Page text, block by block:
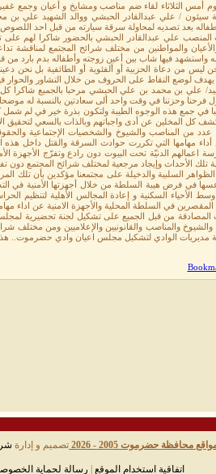
أمس الثلاثاء لقاء ضم مناصب ومشايخ و أعيان وجمع
سيئون / علي عبدالقادر الحبشي ووالد الشهيد علي
بعد تصديه لمحاولة سرقة سيارته من قبل احد اللصوص
علي عبدالقادر الحبشي بالحضور شاكرا لهم على
والمواطنين من مختلف شرائح المجتمع
واستشهد فيها شاب بين أعين زوجته وأطفاله بدم بارد من
ليس من دعاة الحزبية أو ألفئوية أو الطائفية بل نحن
يهدف لوضع النقاط على الحروف من خلال التشاور والحوار فيما
علي بن محمد بن علي الحبشي مرحبا بالجميع شاكرا
فرحنا وحزننا في وقت واحد ألى سعادتين بالنسبة له
في جمع هذه الوجوه الطيبة ولتكون بذرة خير في لم شمل
كل المخلين عن أدى واجباتهم وبالذات بالسعي لتحقيق
من المناصب والشيوخ والشخصيات الإجتماعية
أداء مهامها التي تكررت حوادث السرقة والقتل داخل
اعمالهم الدنيّة تحت البيوت دون رادع وتفرّج
تلك الأحداث وإيجاد مرجعية لمختلف شرائح المجتمع
السلبية والدخيلة على مجتمعنا مؤكدين بأن تلك
في فرض هيبة السلطة من خلال أجهزتها الأمنية في
الأحياء السكنية و إعادة المجالس الأهلية لتنظيم
في السلطة المحلية والأجهزة الامنية عن اداء
المصادقة من قبل الجميع على تشكيل لجنة تحضيرية
والمناصب والقانونيين والإعلاميين ومن مختلف
مديريات الوادي لتشكيل مجلس اعيان وادي حضرموت..
محافظة حضرموت 2005 - 2026 تصميم و إدارة
اتفاقية استخدام الموقع رسالة لحماية